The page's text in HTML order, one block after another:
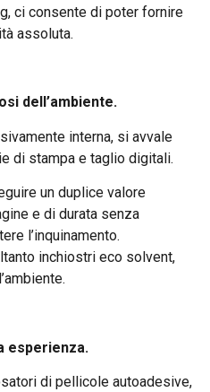
ci consente di poter fornire
assoluta.
dell’ambiente.
interna, si avvale
di stampa e taglio digitali.
un duplice valore
e di durata senza
l’inquinamento.
inchiostri eco solvent,
esperienza.
di pellicole autoadesive,